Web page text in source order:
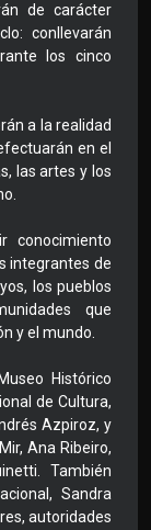
de carácter
conllevarán
los cinco
a la realidad
en el
las artes y los
conocimiento
integrantes de
los pueblos
que
y el mundo.
Histórico
de Cultura,
Azpiroz, y
Ana Ribeiro,
También
Sandra
autoridades